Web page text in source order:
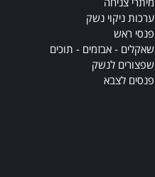
ערכות ניקוי נשק
פנסי ראש
שאקלים - אבזמים - תוכים
שפצורים לנשק
פנסים לצבא